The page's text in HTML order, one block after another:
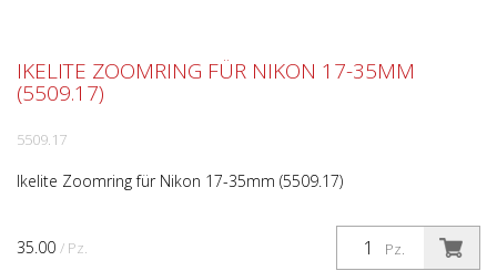
35.00 / Pz. Pz.
IKELITE ZOOMRING FÜR NIKON 17-35MM
(5509.17)
5509.17
Ikelite Zoomring für Nikon 17-35mm (5509.17)